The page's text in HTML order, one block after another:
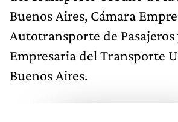
Buenos Aires, Cámara
Autotransporte de Pasajeros
Empresaria del Transporte
Buenos Aires.